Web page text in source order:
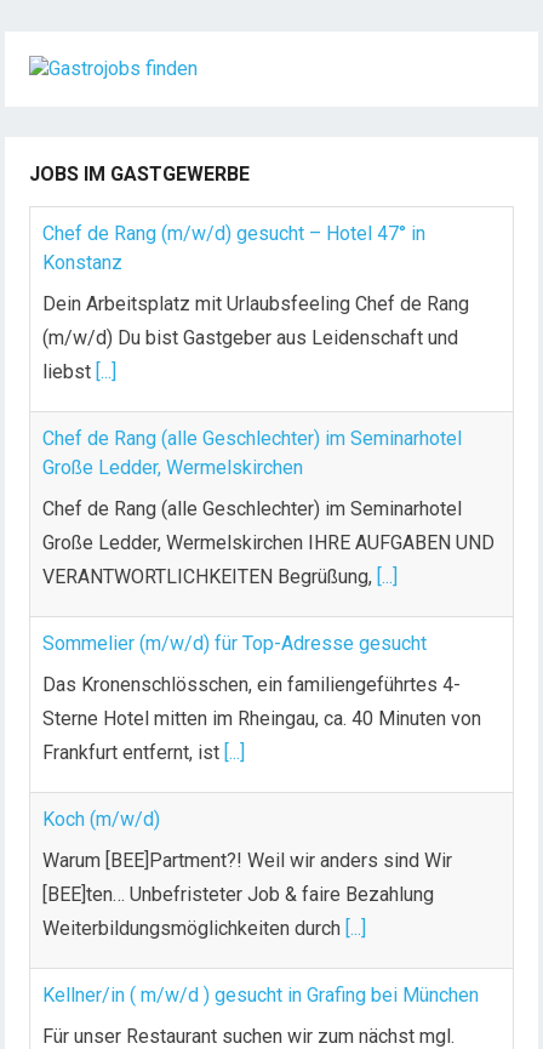
JOBS IM GASTGEWERBE
Chef de Rang (m/w/d) gesucht – Hotel 47° in
Konstanz
Dein Arbeitsplatz mit Urlaubsfeeling Chef de Rang
(m/w/d) Du bist Gastgeber aus Leidenschaft und
liebst [...]
Chef de Rang (alle Geschlechter) im Seminarhotel
Große Ledder, Wermelskirchen
Chef de Rang (alle Geschlechter) im Seminarhotel
Große Ledder, Wermelskirchen IHRE AUFGABEN UND
VERANTWORTLICHKEITEN Begrüßung, [...]
Sommelier (m/w/d) für Top-Adresse gesucht
Das Kronenschlösschen, ein familiengeführtes 4-
Sterne Hotel mitten im Rheingau, ca. 40 Minuten von
Frankfurt entfernt, ist [...]
Koch (m/w/d)
Warum [BEE]Partment?! Weil wir anders sind Wir
[BEE]ten… Unbefristeter Job & faire Bezahlung
Weiterbildungsmöglichkeiten durch [...]
Kellner/in ( m/w/d ) gesucht in Grafing bei München
Für unser Restaurant suchen wir zum nächst mgl.